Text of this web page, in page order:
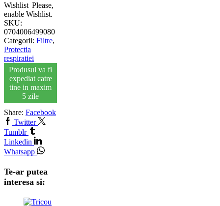
Wishlist Please,
enable Wishlist.
SKU:
0704006499080
Categorii: Filtre,
Protectia
respiratiei
Produsul va fi
expediat catre
tine in maxim
5 zile
Share: Facebook
Twitter
Tumblr
Linkedin
Whatsapp
Te-ar putea
interesa si: